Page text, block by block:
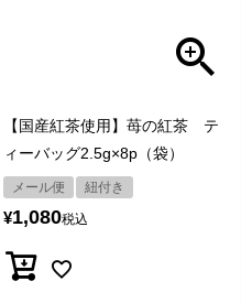
【国産紅茶使用】苺の紅茶 テ
ィーバッグ2.5g×8p（袋）
メール便 紐付き
¥1,080税込